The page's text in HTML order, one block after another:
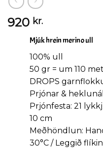
920 kr.
Mjúk hrein merino ull
100% ull
50 gr = um 110
DROPS
Prjónar &
Prjónfesta: 21
10 cm
Meðhöndlun:
30°C / Leggið